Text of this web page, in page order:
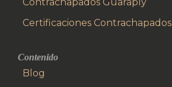
Contrachapados Guaraply
Certificaciones Contrachapados
Contenido
Blog